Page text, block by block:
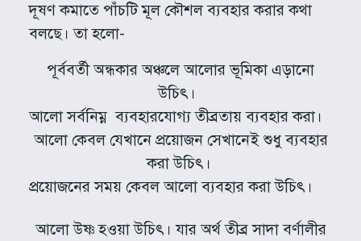
দূষণ কমাতে পাঁচটি মূল কৌশল ব্যবহার করার কথা
বলছে। তা হলো-
পূর্ববর্তী অন্ধকার অঞ্চলে আলোর ভূমিকা এড়ানো
উচিৎ।
আলো সর্বনিম্ন ব্যবহারযোগ্য তীব্রতায় ব্যবহার করা।
আলো কেবল যেখানে প্রয়োজন সেখানেই শুধু ব্যবহার
করা উচিৎ।
প্রয়োজনের সময় কেবল আলো ব্যবহার করা উচিৎ।
আলো উষ্ণ হওয়া উচিৎ। যার অর্থ তীব্র সাদা বর্ণালীর